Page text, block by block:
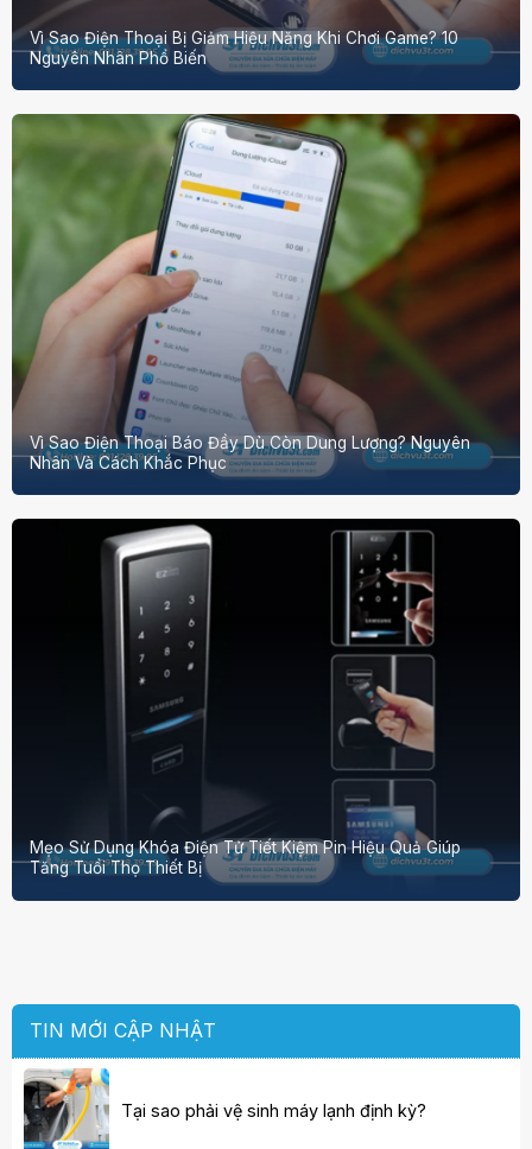
Vì Sao Điện Thoại Bị Giảm Hiệu Năng Khi Chơi Game? 10
Nguyên Nhân Phổ Biến
Vì Sao Điện Thoại Báo Đầy Dù Còn Dung Lượng? Nguyên
Nhân Và Cách Khắc Phục
Mẹo Sử Dụng Khóa Điện Tử Tiết Kiệm Pin Hiệu Quả Giúp
Tăng Tuổi Thọ Thiết Bị
TIN MỚI CẬP NHẬT
Tại sao phải vệ sinh máy lạnh định kỳ?